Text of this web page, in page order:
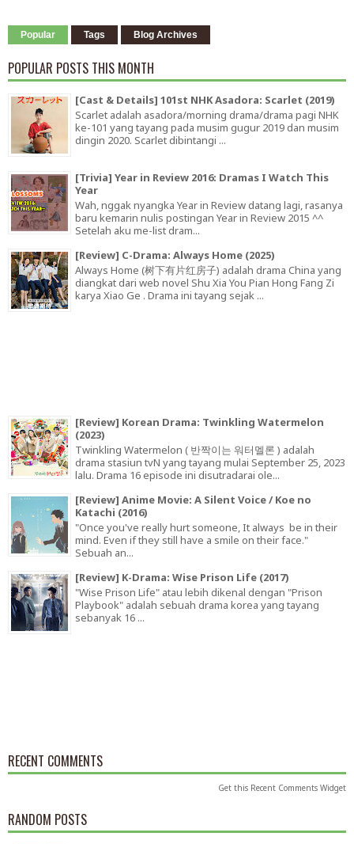
Popular Tags Blog Archives
POPULAR POSTS THIS MONTH
[Cast & Details] 101st NHK Asadora: Scarlet (2019)
Scarlet adalah asadora/morning drama/drama pagi NHK
ke-101 yang tayang pada musim gugur 2019 dan musim
dingin 2020. Scarlet dibintangi ...
[Trivia] Year in Review 2016: Dramas I Watch This
Year
Wah, nggak nyangka Year in Review datang lagi, rasanya
baru kemarin nulis postingan Year in Review 2015 ^^
Setelah aku me-list dram...
[Review] C-Drama: Always Home (2025)
Always Home (树下有片红房子) adalah drama China yang
diangkat dari web novel Shu Xia You Pian Hong Fang Zi
karya Xiao Ge . Drama ini tayang sejak ...
[Review] Korean Drama: Twinkling Watermelon
(2023)
Twinkling Watermelon ( 반짝이는 워터멜론 ) adalah
drama stasiun tvN yang tayang mulai September 25, 2023
lalu. Drama 16 episode ini disutradarai ole...
[Review] Anime Movie: A Silent Voice / Koe no
Katachi (2016)
"Once you've really hurt someone, It always be in their
mind. Even if they still have a smile on their face."
Sebuah an...
[Review] K-Drama: Wise Prison Life (2017)
"Wise Prison Life" atau lebih dikenal dengan "Prison
Playbook" adalah sebuah drama korea yang tayang
sebanyak 16 ...
RECENT COMMENTS
Get this Recent Comments Widget
RANDOM POSTS